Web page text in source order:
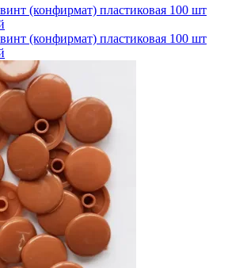
(конфирмат) пластиковая 100 шт
(конфирмат) пластиковая 100 шт